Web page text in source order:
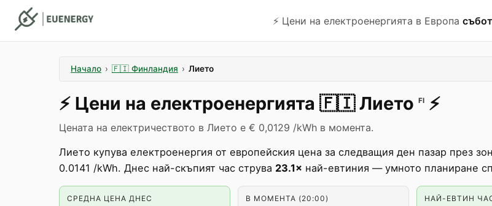
⚡️ Цени на електроенергията в Европа
Начало › 🇫🇮 Финландия › Лието
⚡️ Цени на електроенергията 🇫🇮 Лието FI ⚡️
Цената на електричеството в Лието е € 0,0129 /kWh в момента.
Лието купува електроенергия от европейския цена за следващия ден пазар през
0.0141 /kWh. Днес най-скъпият час струва 23.1× най-евтиния — умното планиране
СРЕДНА ЦЕНА ДНЕС В МОМЕНТА (20:00) НАЙ-ЕВТИН